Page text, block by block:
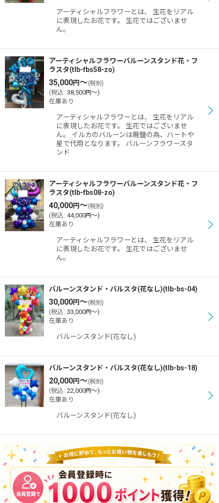
アーティシャルフラワーとは、 生花をリアル
に表現したお花です。 生花ではございませ
ん。
アーティシャルフラワーバルーンスタンド花・フ
ラスタ(tlb-fbs58-zo)
35,000円～(税別)
(税込 : 38,500円～)
在庫あり
アーティシャルフラワーとは、 生花をリアル
に表現したお花です。 生花ではございませ
ん。 イルカのバルーンは廃盤の為、ハートや
星で代用となります。 バルーンフラワースタ
ンド
アーティシャルフラワーバルーンスタンド花・フ
ラスタ(tlb-fbs08-zo)
40,000円～(税別)
(税込 : 44,000円～)
在庫あり
アーティシャルフラワーとは、 生花をリアル
に表現したお花です。 生花ではございませ
ん。
バルーンスタンド・バルスタ(花なし)(tlb-bs-04)
30,000円～(税別)
(税込 : 33,000円～)
在庫あり
バルーンスタンド(花なし)
バルーンスタンド・バルスタ(花なし)(tlb-bs-18)
20,000円～(税別)
(税込 : 22,000円～)
在庫あり
バルーンスタンド(花なし)